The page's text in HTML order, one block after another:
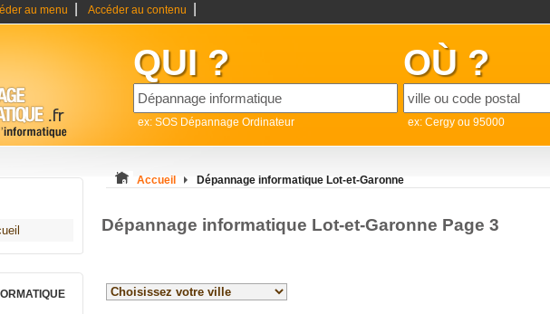
au menu Accéder au contenu
QUI ?
ex: SOS Dépannage Ordinateur
OÙ ?
ex: Cergy ou 95000
Accueil Dépannage informatique Lot-et-Garonne
Dépannage informatique Lot-et-Garonne Page 3